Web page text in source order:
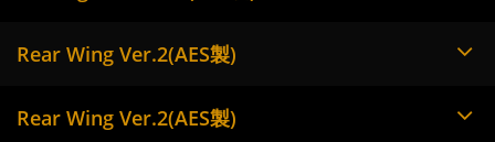
Rear Wing Ver.2(AES製)
Rear Wing Ver.2(AES製)